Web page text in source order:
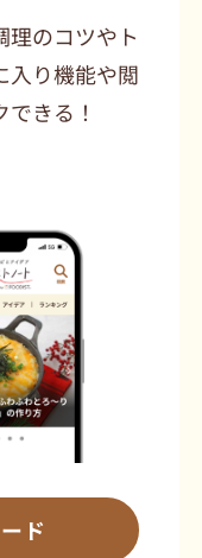
理のコツやト
入り機能や閲
きる！
ド